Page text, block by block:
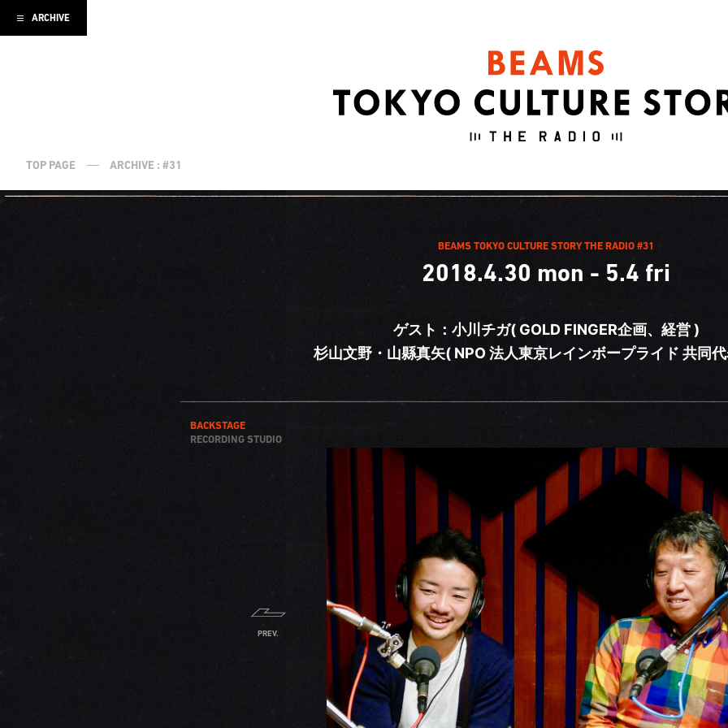
ARCHIVE
TOP PAGE ARCHIVE : #31
BEAMS TOKYO CULTURE STORY THE RADIO #31
2018.4.30 mon - 5.4 fri
ゲスト：小川チガ( GOLD FINGER企画、経営 )
杉山文野・山縣真矢( NPO 法人東京レインボープライド 共同
BACKSTAGE
RECORDING STUDIO
PREV.